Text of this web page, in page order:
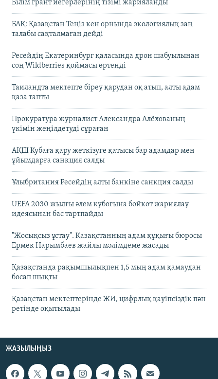
Білім грант иегерлерінің тізімі жарияланды
БАҚ: Қазақстан Теңіз кен орнында экологиялық заң
талабы сақталмаған дейді
Ресейдің Екатеринбург қаласында дрон шабуылынан
соң Wildberries қоймасы өртенді
Таиландта мектепте біреу қарудан оқ атып, алты адам
қаза тапты
Прокуратура журналист Александра Алёхованың
үкімін жеңілдетуді сұраған
АҚШ Кубаға қару жеткізуге қатысы бар адамдар мен
ұйымдарға санкция салды
Ұлыбритания Ресейдің алты банкіне санкция салды
UEFA 2030 жылғы әлем кубогына бойкот жариялау
идеясынан бас тартпайды
"Жосықсыз ұстау". Қазақстанның адам құқығы бюросы
Ермек Нарымбаев жайлы мәлімдеме жасады
Қазақстанда рақымшылықпен 1,5 мың адам қамаудан
босап шықты
Қазақстан мектептерінде ЖИ, цифрлық қауіпсіздік пән
ретінде оқытылады
ЖАЗЫЛЫҢЫЗ